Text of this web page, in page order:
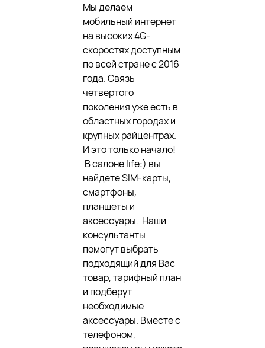
Мы делаем
мобильный интернет
на высоких 4G-
скоростях доступным
по всей стране с 2016
года. Связь
четвертого
поколения уже есть в
областных городах и
крупных райцентрах.
И это только начало!
В салоне life:) вы
найдете SIM-карты,
смартфоны,
планшеты и
аксессуары. Наши
консультанты
помогут выбрать
подходящий для Вас
товар, тарифный план
и подберут
необходимые
аксессуары. Вместе с
телефоном,